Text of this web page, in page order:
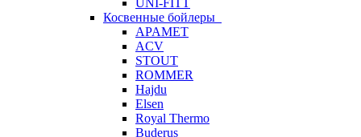
UNI-FITT
Косвенные бойлеры
APAMET
ACV
STOUT
ROMMER
Hajdu
Elsen
Royal Thermo
Buderus